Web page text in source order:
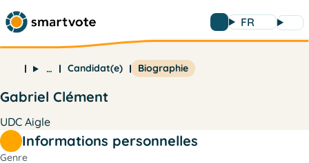
FR
… Candidat(e) Biographie
Gabriel Clément
UDC Aigle
Informations personnelles
Genre